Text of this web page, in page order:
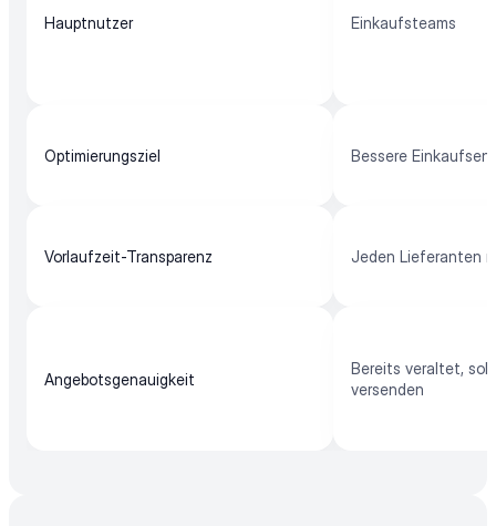
Hauptnutzer Einkaufsteams
Optimierungsziel Bessere
Vorlaufzeit-Transparenz Jeden Lieferanten
Angebotsgenauigkeit
Bereits veraltet,
versenden